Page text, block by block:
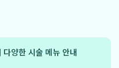
양한 시술 메뉴 안내